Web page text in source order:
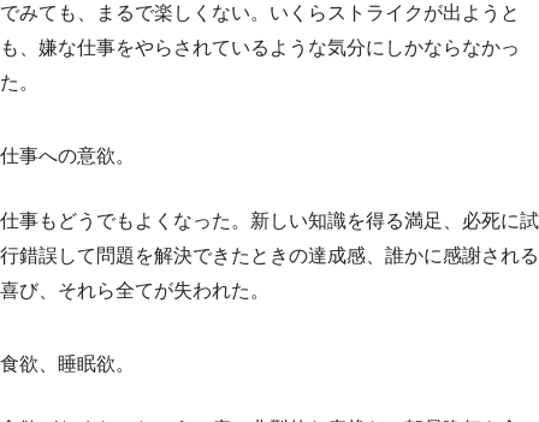
でみても、まるで楽しくない。いくらストライクが出ようと
も、嫌な仕事をやらされているような気分にしかならなかっ
た。
仕事への意欲。
仕事もどうでもよくなった。新しい知識を得る満足、必死に試
行錯誤して問題を解決できたときの達成感、誰かに感謝される
喜び、それら全てが失われた。
食欲、睡眠欲。